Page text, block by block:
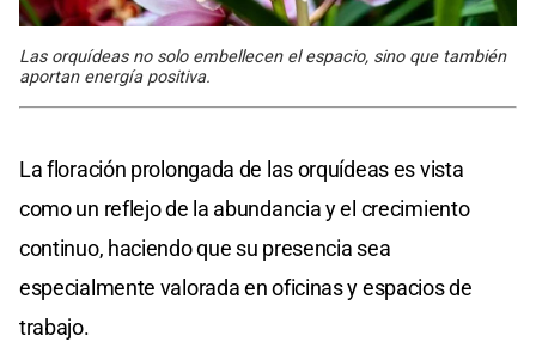
Las orquídeas no solo embellecen el espacio, sino que también
aportan energía positiva.
La floración prolongada de las orquídeas es vista
como un reflejo de la abundancia y el crecimiento
continuo, haciendo que su presencia sea
especialmente valorada en oficinas y espacios de
trabajo.